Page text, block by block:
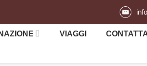
VIAGGI